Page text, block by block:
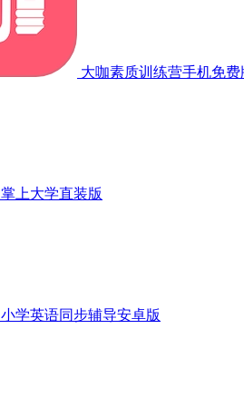
大咖素质训练营手机免费
掌上大学直装版
小学英语同步辅导安卓版